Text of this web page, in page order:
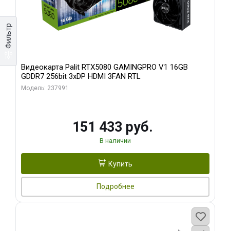
Фильтр
Видеокарта Palit RTX5080 GAMINGPRO V1 16GB
GDDR7 256bit 3xDP HDMI 3FAN RTL
Модель: 237991
151 433 руб.
В наличии
Купить
Подробнее